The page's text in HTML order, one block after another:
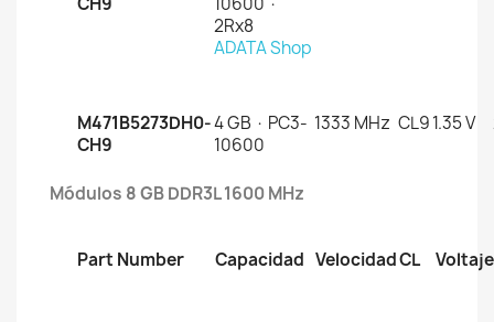
2Rx8
ADATA Shop
M471B5273DH0-
CH9
4 GB · PC3-
10600
1333 MHz CL91.35 V
Módulos 8 GB DDR3L 1600 MHz
Part Number Capacidad VelocidadCL Voltaje